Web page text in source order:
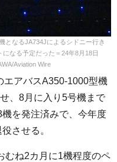
となるJA734Jによるシドニー行き
なる予定だった＝24年8月18日
Aviation Wire
アバスA350-1000型機
、8月に入り5号機まで
を発注済みで、今年度
させる。
ね2カ月に1機程度のペ